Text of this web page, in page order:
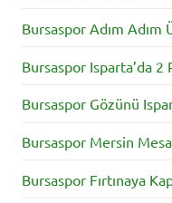
Bursaspor Adım Adım
Bursaspor Isparta’da 2
Bursaspor Gözünü
Bursaspor Mersin
Bursaspor Fırtınaya